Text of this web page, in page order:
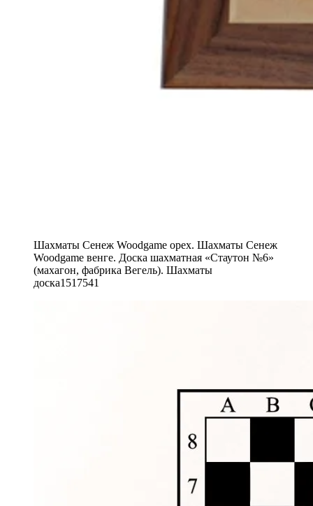
Шахматы Сенеж Woodgame орех. Шахматы Сенеж
Woodgame венге. Доска шахматная «Стаутон №6»
(махагон, фабрика Вегель). Шахматы
доска1517541